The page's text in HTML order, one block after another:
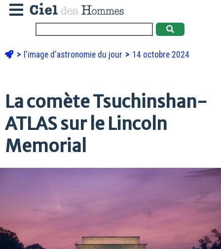
l'image d'astronomie du jour 14 octobre 2024
La comète Tsuchinshan-
ATLAS sur le Lincoln
Memorial